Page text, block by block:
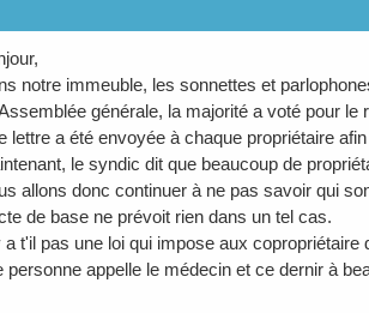
notre immeuble, les sonnettes et
générale, la majorité a voté pour
lettre a été envoyée à chaque propriétaire
le syndic dit que beaucoup de
allons donc continuer à ne pas savoir qui
de base ne prévoit rien dans un tel cas.
a t'il pas une loi qui impose aux
personne appelle le médecin et ce dernir à